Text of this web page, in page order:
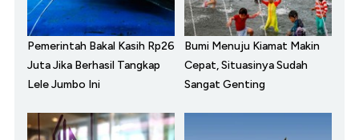
Pemerintah Bakal Kasih Rp26
Juta Jika Berhasil Tangkap
Lele Jumbo Ini
Bumi Menuju Kiamat Makin
Cepat, Situasinya Sudah
Sangat Genting